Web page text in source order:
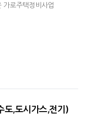
로주택정비사업
도,도시가스,전기)